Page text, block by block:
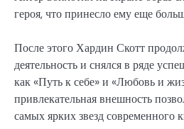
героя, что принесло ему еще
После этого Хардин Скотт
деятельность и снялся в ряде
как «Путь к себе» и «Любовь и
привлекательная внешность
самых ярких звезд современного